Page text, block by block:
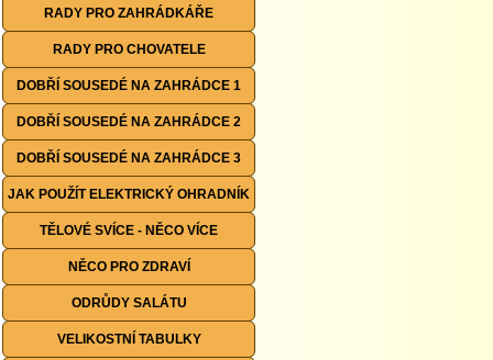
RADY PRO ZAHRÁDKÁŘE
RADY PRO CHOVATELE
DOBŘÍ SOUSEDÉ NA ZAHRÁDCE 1
DOBŘÍ SOUSEDÉ NA ZAHRÁDCE 2
DOBŘÍ SOUSEDÉ NA ZAHRÁDCE 3
JAK POUŽÍT ELEKTRICKÝ OHRADNÍK
TĚLOVÉ SVÍCE - NĚCO VÍCE
NĚCO PRO ZDRAVÍ
ODRŮDY SALÁTU
VELIKOSTNÍ TABULKY